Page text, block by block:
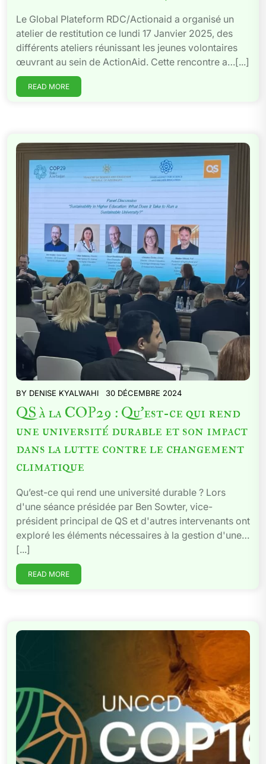
Le Global Plateform RDC/Actionaid a organisé un
atelier de restitution ce lundi 17 Janvier 2025, des
différents ateliers réunissant les jeunes volontaires
œuvrant au sein de ActionAid. Cette rencontre a…[...]
READ MORE
BY DENISE KYALWAHI 30 DÉCEMBRE 2024
QS à la COP29 : Qu’est-ce qui rend
une université durable et son impact
dans la lutte contre le changement
climatique
Qu’est-ce qui rend une université durable ? Lors
d'une séance présidée par Ben Sowter, vice-
président principal de QS et d'autres intervenants ont
exploré les éléments nécessaires à la gestion d'une…
[...]
READ MORE